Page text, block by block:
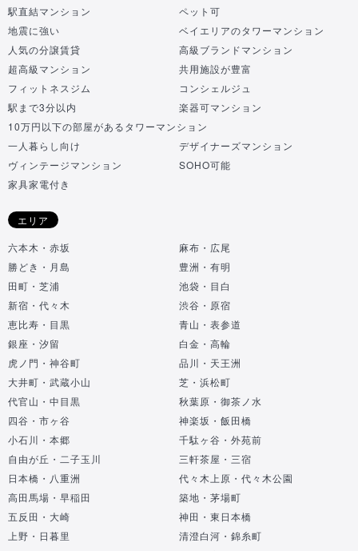
駅直結マンション
ペット可
地震に強い
ベイエリアのタワーマンション
人気の分譲賃貸
高級ブランドマンション
超高級マンション
共用施設が豊富
フィットネスジム
コンシェルジュ
駅まで3分以内
楽器可マンション
10万円以下の部屋があるタワーマンション
一人暮らし向け
デザイナーズマンション
ヴィンテージマンション
SOHO可能
家具家電付き
エリア
六本木・赤坂
麻布・広尾
勝どき・月島
豊洲・有明
田町・芝浦
池袋・目白
新宿・代々木
渋谷・原宿
恵比寿・目黒
青山・表参道
銀座・汐留
白金・高輪
虎ノ門・神谷町
品川・天王洲
大井町・武蔵小山
芝・浜松町
代官山・中目黒
秋葉原・御茶ノ水
四谷・市ヶ谷
神楽坂・飯田橋
小石川・本郷
千駄ヶ谷・外苑前
自由が丘・二子玉川
三軒茶屋・三宿
日本橋・八重洲
代々木上原・代々木公園
高田馬場・早稲田
築地・茅場町
五反田・大崎
神田・東日本橋
上野・日暮里
清澄白河・錦糸町